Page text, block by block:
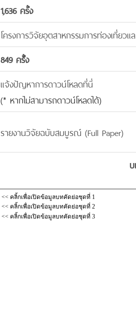
1,636 ครั้ง
โครงการวิจัยอุตสาหกรรมการท่องเที่ยวแ
849 ครั้้ง
แจ้งปัญหาการดาวน์โหลดที่นี่
(* หากไม่สามารถดาวน์โหลดได้)
รายงานวิจัยฉบับสมบูรณ์ (Full Paper)